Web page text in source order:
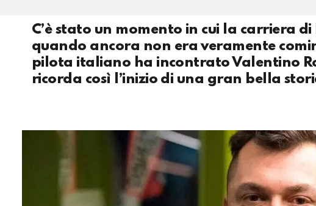
C’è stato un momento in cui la carriera
quando ancora non era veramente
pilota italiano ha incontrato Valentino
ricorda così l’inizio di una gran bella